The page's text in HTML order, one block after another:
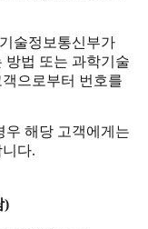
술정보통신부가
방법 또는 과학기술
으로부터 번호를
해당 고객에게는
다.
)